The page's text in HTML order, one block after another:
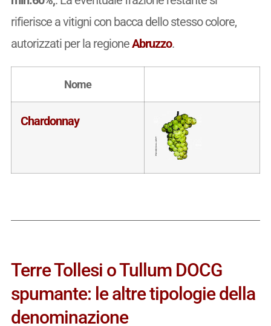
rifierisce a vitigni con bacca dello stesso colore,
autorizzati per la regioneAbruzzo.
Nome
Chardonnay
Terre Tollesi o Tullum DOCG
spumante: le altre tipologie della
denominazione